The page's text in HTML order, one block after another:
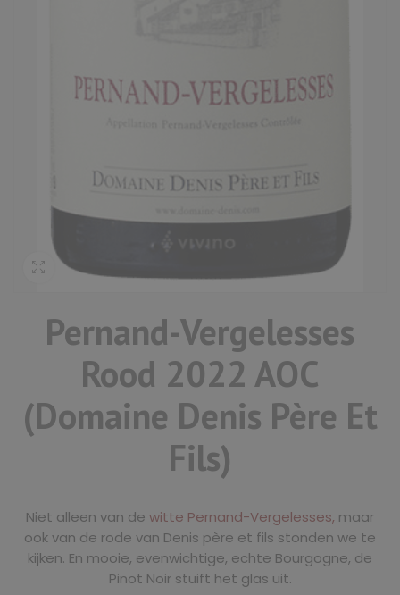
Pernand-Vergelesses
Rood 2022 AOC
(Domaine Denis Père Et
Fils)
Niet alleen van de witte Pernand-Vergelesses, maar
ook van de rode van Denis père et fils stonden we te
kijken. En mooie, evenwichtige, echte Bourgogne, de
Pinot Noir stuift het glas uit.